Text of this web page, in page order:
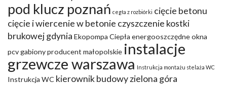
pod klucz poznań cegła z rozbiórki cięcie betonu
cięcie i wiercenie w betonie czyszczenie kostki
brukowej gdynia Ekopompa Ciepła energooszczędne okna
pcvgabiony producent małopolskie instalacje
grzewcze warszawa Instrukcja montażu stelaża WC
Instrukcja WC kierownik budowy zielona góra